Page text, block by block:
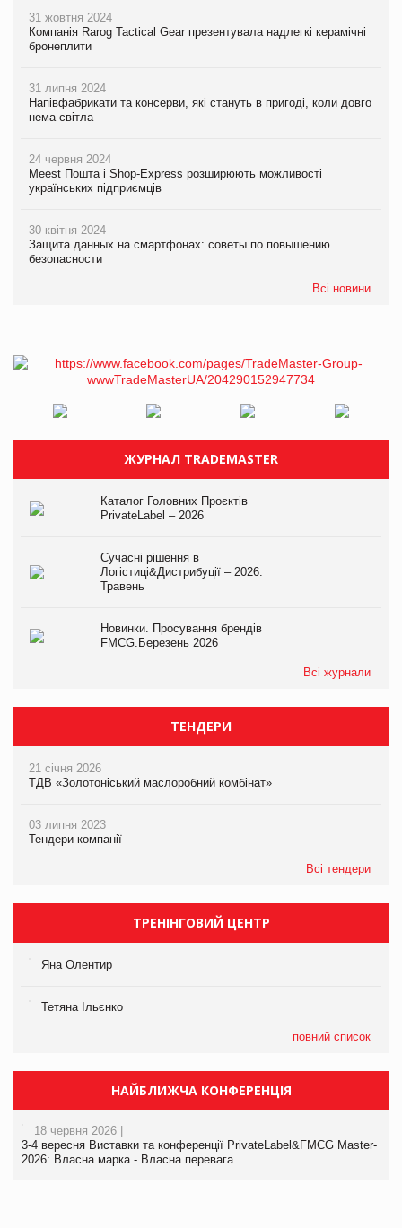
31 жовтня 2024
Компанія Rarog Tactical Gear презентувала надлегкі керамічні
бронеплити
31 липня 2024
Напівфабрикати та консерви, які стануть в пригоді, коли довго
нема світла
24 червня 2024
Meest Пошта і Shop-Express розширюють можливості
українських підприємців
30 квітня 2024
Защита данных на смартфонах: советы по повышению
безопасности
Всі новини
ЖУРНАЛ TRADEMASTER
Каталог Головних Проєктів
PrivateLabel – 2026
Сучасні рішення в
Логістиці&Дистрибуції – 2026.
Травень
Новинки. Просування брендів
FMCG.Березень 2026
Всі журнали
ТЕНДЕРИ
21 січня 2026
ТДВ «Золотоніський маслоробний комбінат»
03 липня 2023
Тендери компанії
Всі тендери
ТРЕНІНГОВИЙ ЦЕНТР
Яна Олентир
Тетяна Ільєнко
повний список
НАЙБЛИЖЧА КОНФЕРЕНЦІЯ
18 червня 2026 |
3-4 вересня Виставки та конференції PrivateLabel&FMCG Master-
2026: Власна марка - Власна перевага